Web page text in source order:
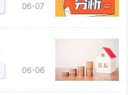
06-07
06-06